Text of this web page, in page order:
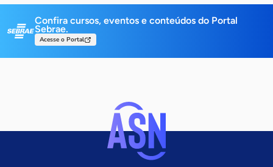
Confira cursos, eventos e conteúdos do Portal
Sebrae.
Acesse o Portal